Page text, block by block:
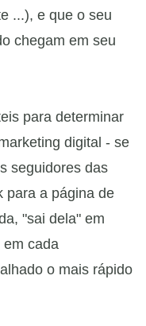
...), e que o seu
chegam em seu
para determinar
digital - se
seguidores das
para a página de
"sai dela" em
em cada
o mais rápido